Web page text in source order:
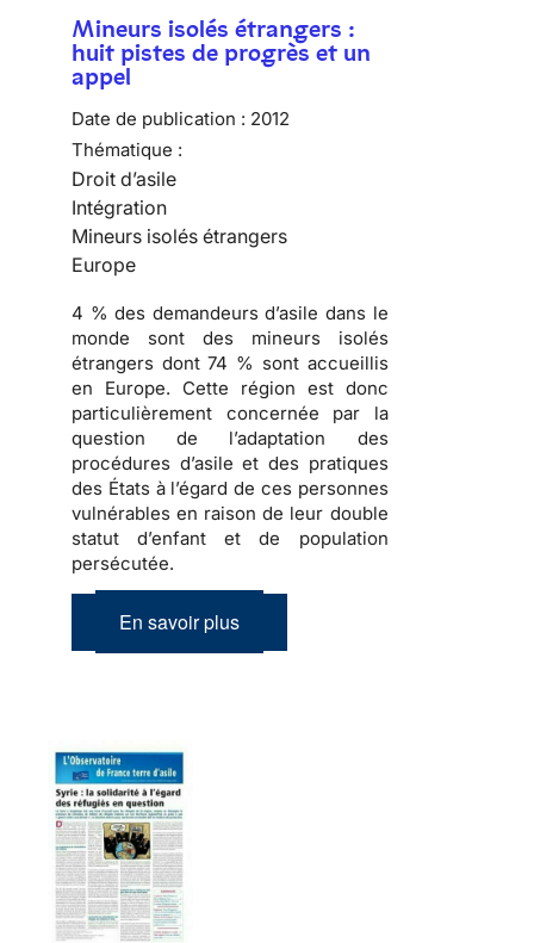
Mineurs isolés étrangers :
huit pistes de progrès et un
appel
Date de publication : 2012
Thématique :
Droit d’asile
Intégration
Mineurs isolés étrangers
Europe
4 % des demandeurs d’asile dans le
monde sont des mineurs isolés
étrangers dont 74 % sont accueillis
en Europe. Cette région est donc
particulièrement concernée par la
question de l’adaptation des
procédures d’asile et des pratiques
des États à l’égard de ces personnes
vulnérables en raison de leur double
statut d’enfant et de population
persécutée.
En savoir plus